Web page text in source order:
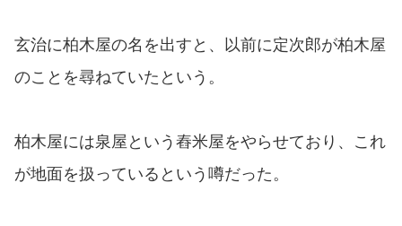
玄治に柏木屋の名を出すと、以前に定次郎が柏木屋
のことを尋ねていたという。
柏木屋には泉屋という舂米屋をやらせており、これ
が地面を扱っているという噂だった。